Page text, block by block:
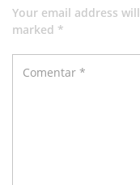
Your email address
marked *